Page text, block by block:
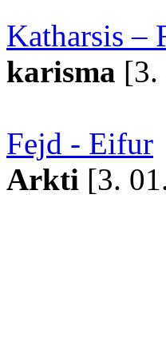
Katharsis –
karisma [3.
Fejd - Eifur
Arkti [3.